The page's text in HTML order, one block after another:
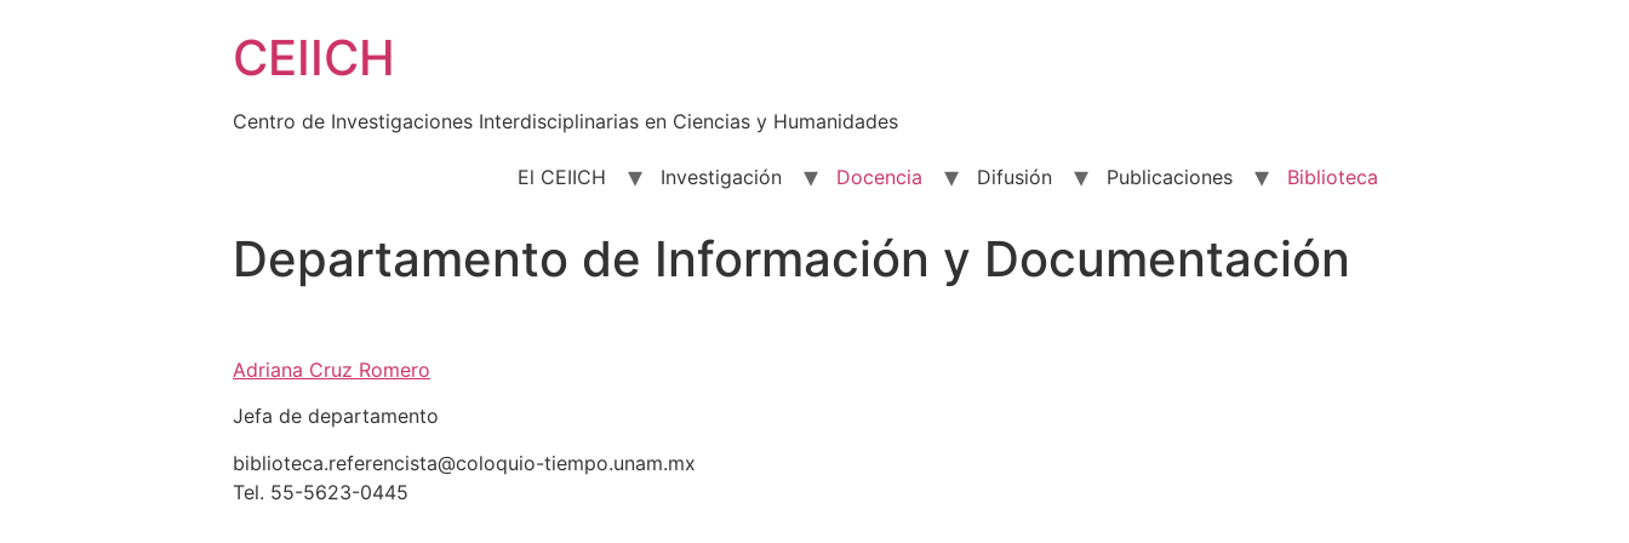
CEIICH
Centro de Investigaciones Interdisciplinarias en Ciencias y Humanidades
El CEIICH Investigación Docencia Difusión Publicaciones Biblioteca
Departamento de Información y Documentación
Adriana Cruz Romero
Jefa de departamento
biblioteca.referencista@coloquio-tiempo.unam.mx
Tel. 55-5623-0445